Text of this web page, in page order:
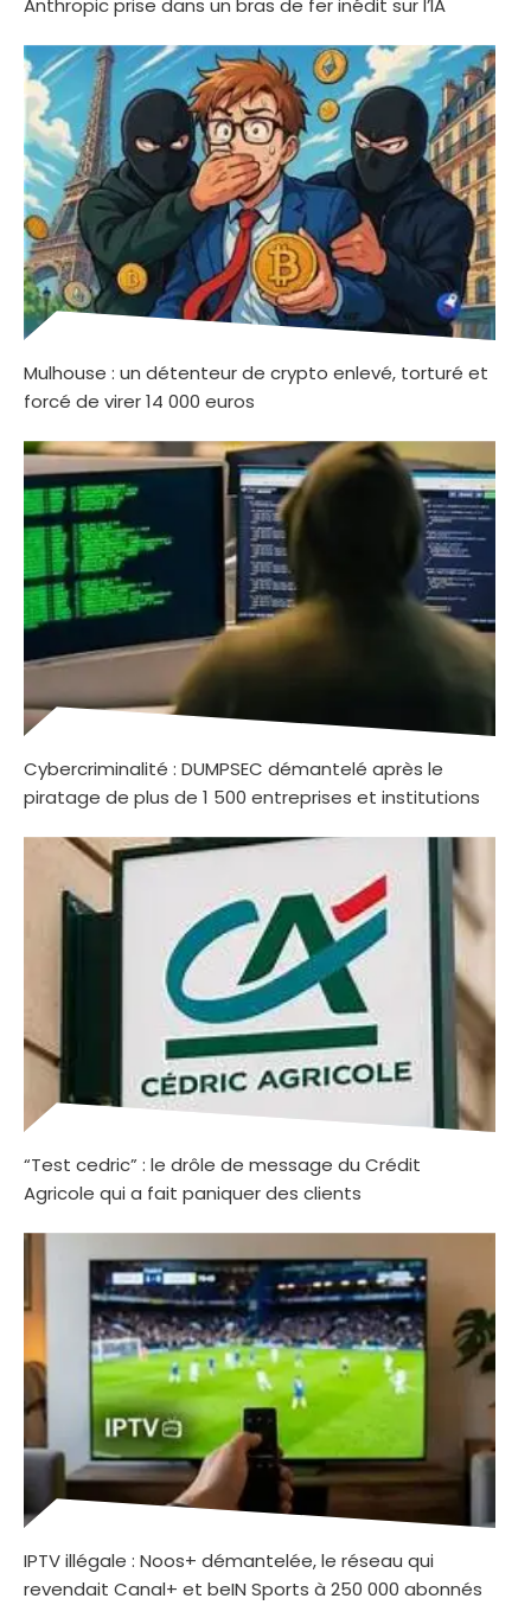
Anthropic prise dans un bras de fer inédit sur l’IA
Mulhouse : un détenteur de crypto enlevé, torturé et
forcé de virer 14 000 euros
Cybercriminalité : DUMPSEC démantelé après le
piratage de plus de 1 500 entreprises et institutions
“Test cedric” : le drôle de message du Crédit
Agricole qui a fait paniquer des clients
IPTV illégale : Noos+ démantelée, le réseau qui
revendait Canal+ et beIN Sports à 250 000 abonnés